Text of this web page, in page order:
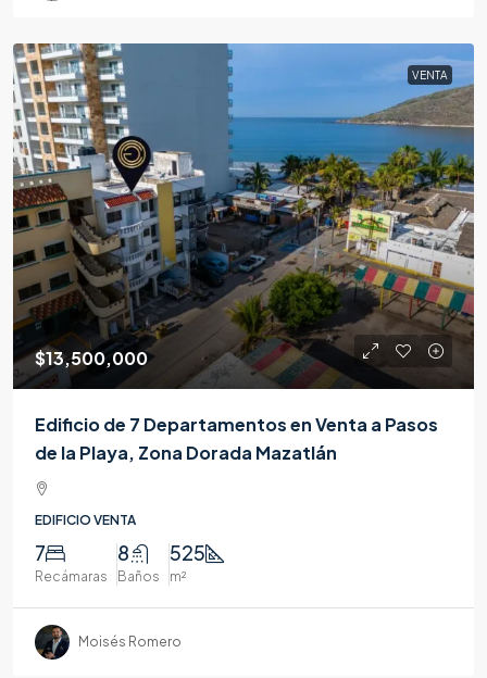
VENTA
$13,500,000
Edificio de 7 Departamentos en Venta a Pasos
de la Playa, Zona Dorada Mazatlán
EDIFICIO VENTA
7
Recámaras
8
Baños
525
m²
Moisés Romero